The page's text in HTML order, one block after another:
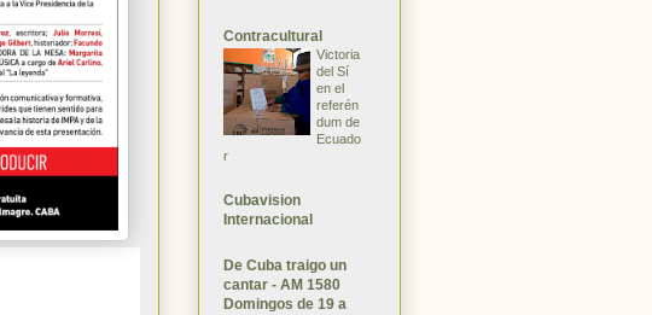
Contracultural
Victoria
del Sí
en el
referén
dum de
Ecuado
r
Cubavision
Internacional
De Cuba traigo un
cantar - AM 1580
Domingos de 19 a